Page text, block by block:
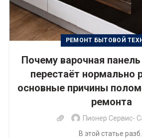
РЕМОНТ БЫТОВОЙ
Почему варочная
перестаёт нормально
основные причины
ремонта
Пионер Сервис-
В этой статье разб...